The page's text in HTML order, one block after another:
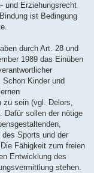
und Erziehungsrecht
ist Bedingung
durch Art. 28 und
1989 das Einüben
Kinder und
zu sein (vgl. Delors,
Dafür sollen der nötige
Sports und der
Fähigkeit zum freien
Entwicklung des
stehen.